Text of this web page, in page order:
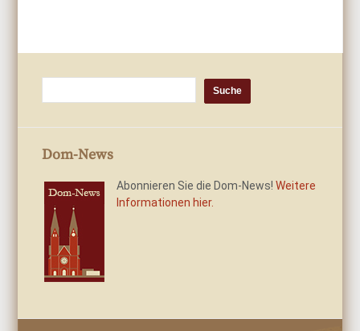
Dom-News
Abonnieren Sie die Dom-News!Weitere
Informationen hier.